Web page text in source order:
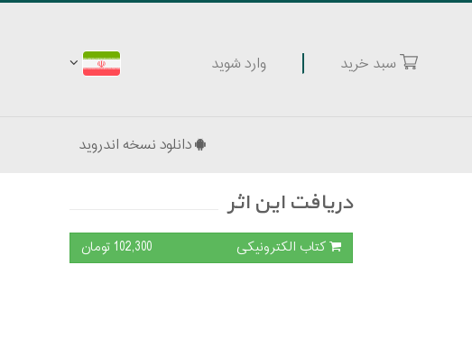
سبد خرید وارد شوید
دانلود نسخه اندروید
دریافت این اثر
کتاب الکترونیکی 102,300 تومان